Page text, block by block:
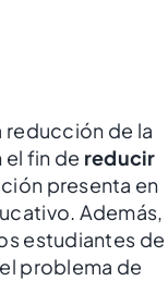
reducción de la
fin de reducir
presenta en
Además,
estudiantes de
problema de